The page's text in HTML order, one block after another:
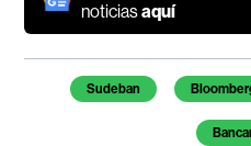
noticiasaquí
Temas de este artículo
Sudeban